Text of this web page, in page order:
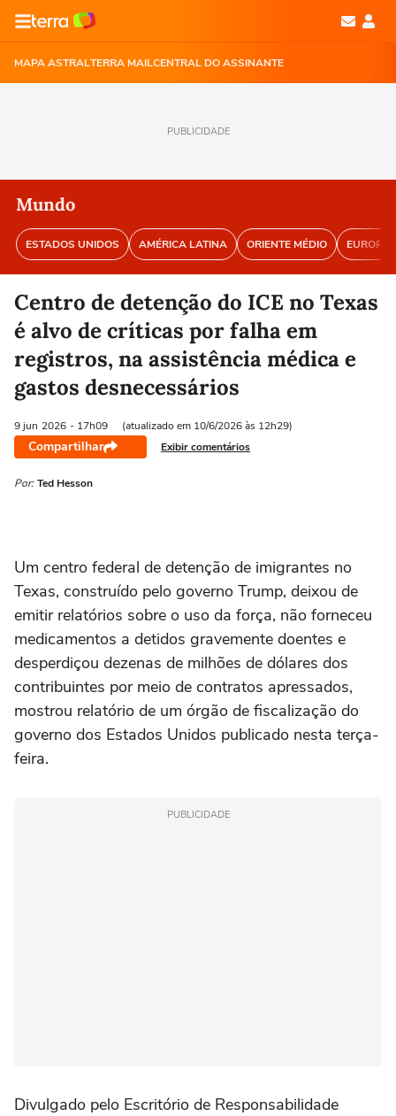
MAPA ASTRALTERRA MAILCENTRAL DO ASSINANTE
PUBLICIDADE
Mundo
ESTADOS UNIDOS AMÉRICA LATINA ORIENTE MÉDIO EUROPA
Centro de detenção do ICE no Texas
é alvo de críticas por falha em
registros, na assistência médica e
gastos desnecessários
9 jun 2026 - 17h09 (atualizado em 10/6/2026 às 12h29)
Compartilhar Exibir comentários
Por: Ted Hesson
Um centro federal de ‌detenção de imigrantes no
Texas, construído pelo governo Trump, deixou de
emitir relatórios sobre o uso da força, não forneceu
medicamentos a detidos gravemente doentes e
desperdiçou dezenas de milhões de dólares dos
contribuintes por meio de contratos apressados,
mostrou relatório de um ⁠órgão de fiscalização do
governo dos Estados Unidos publicado nesta terça-
feira.
PUBLICIDADE
Divulgado pelo ‌Escritório de Responsabilidade